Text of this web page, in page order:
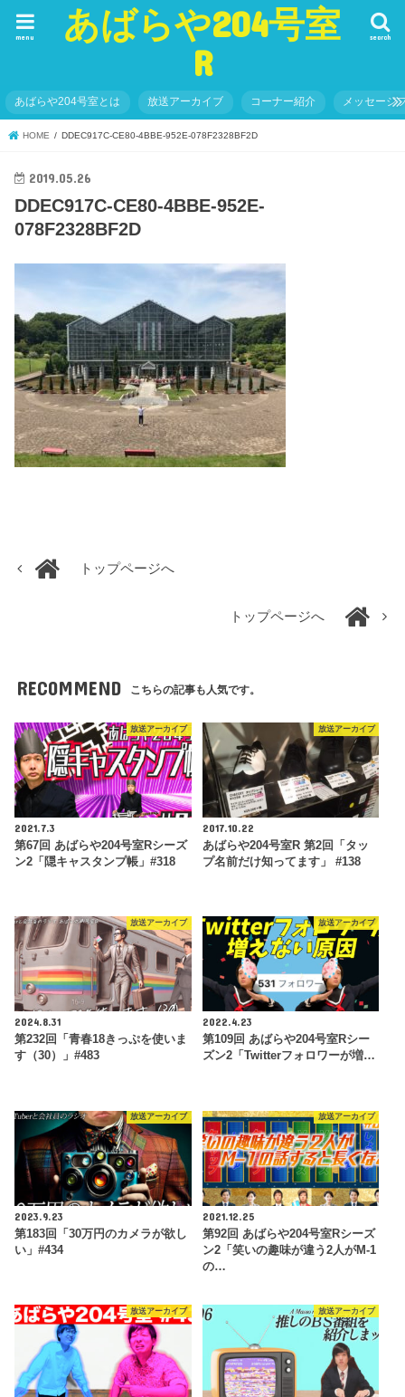
あばらや204号室
R
search
menu
あばらや204号室とは 放送アーカイブ コーナー紹介 メッセージ
HOME DDEC917C-CE80-4BBE-952E-078F2328BF2D
2019.05.26
DDEC917C-CE80-4BBE-952E-
078F2328BF2D
トップページへ
トップページへ
RECOMMEND こちらの記事も人気です。
放送アーカイブ
2021.7.3
第67回 あばらや204号室Rシーズ
ン2「隠キャスタンプ帳」#318
放送アーカイブ
2017.10.22
あばらや204号室R 第2回「タッ
プ名前だけ知ってます」 #138
放送アーカイブ
2024.8.31
第232回「青春18きっぷを使いま
す（30）」#483
放送アーカイブ
2022.4.23
第109回 あばらや204号室Rシー
ズン2「Twitterフォロワーが増…
放送アーカイブ
2023.9.23
第183回「30万円のカメラが欲し
い」#434
放送アーカイブ
2021.12.25
第92回 あばらや204号室Rシーズ
ン2「笑いの趣味が違う2人がM-1
の…
放送アーカイブ 放送アーカイブ